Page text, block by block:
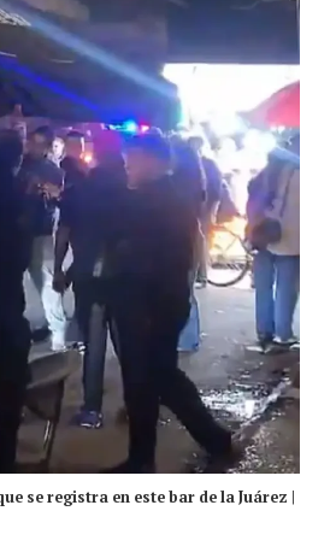
se registra en este bar de la Juárez |